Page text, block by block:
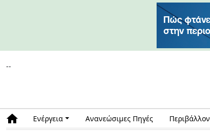
--
Ενέργεια Ανανεώσιμες Πηγές Περιβάλλον